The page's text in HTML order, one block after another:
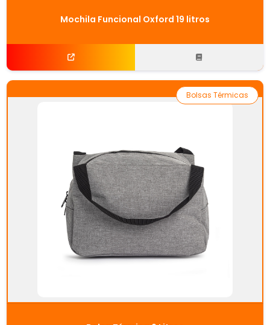
Mochila Funcional Oxford 19 litros
Bolsas Térmicas